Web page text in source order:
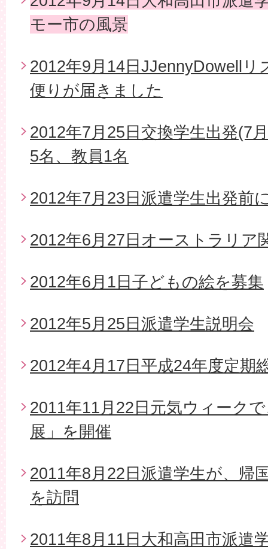
モー市の風景
2012年9月14日JJennyDowellリ
便りが届きました
2012年7月25日交換学生出発(7
5名、教員1名
2012年7月23日派遣学生出発前
2012年6月27日オーストラリア
2012年6月1日子どもの絵を募集
2012年5月25日派遣学生説明会
2012年4月17日平成24年度定期
2011年11月22日元気ウィーク
展」を開催
2011年8月22日派遣学生が、帰
を訪問
2011年8月11日大和高田市派遣